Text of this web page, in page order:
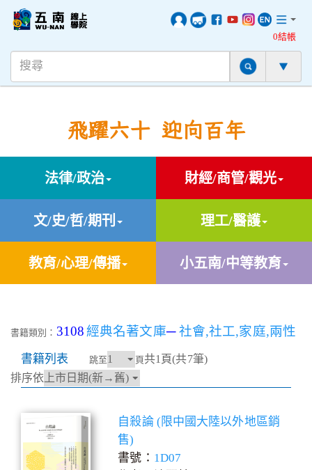
0結帳
飛躍六十 迎向百年
法律/政治 財經/商管/觀光
文/史/哲/期刊 理工/醫護
教育/心理/傳播 小五南/中等教育
書籍類別： 3108經典名著文庫─社會,社工,家庭,兩性
書籍列表 跳至 頁共1頁(共7筆)
排序依
自殺論 (限中國大陸以外地區銷
售)
書號： 1D07